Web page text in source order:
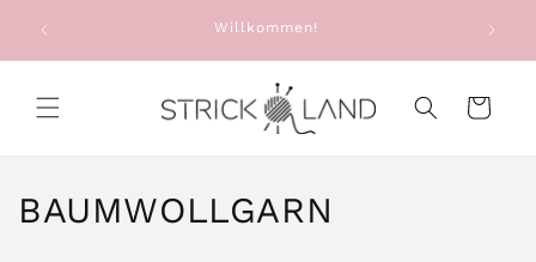
Inhalt
Willkommen!
Warenkorb
K
BAUMWOLLGARN